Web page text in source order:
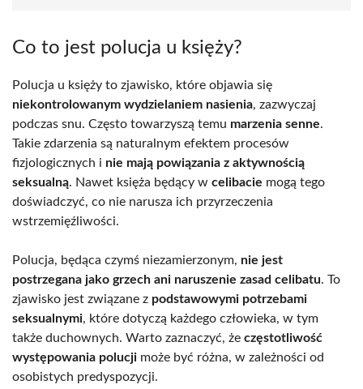
Co to jest polucja u księży?
Polucja u księży to zjawisko, które objawia się
niekontrolowanym wydzielaniem nasienia, zazwyczaj
podczas snu. Często towarzyszą temu marzenia senne.
Takie zdarzenia są naturalnym efektem procesów
fizjologicznych i nie mają powiązania z aktywnością
seksualną. Nawet księża będący w celibacie mogą tego
doświadczyć, co nie narusza ich przyrzeczenia
wstrzemięźliwości.
Polucja, będąca czymś niezamierzonym, nie jest
postrzegana jako grzech ani naruszenie zasad celibatu. To
zjawisko jest związane z podstawowymi potrzebami
seksualnymi, które dotyczą każdego człowieka, w tym
także duchownych. Warto zaznaczyć, że częstotliwość
występowania polucji może być różna, w zależności od
osobistych predyspozycji.